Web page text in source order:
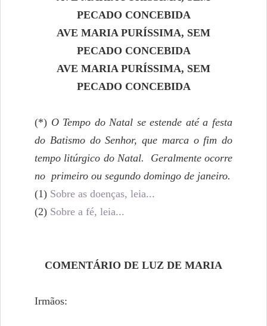
PECADO CONCEBIDA
AVE MARIA PURÍSSIMA, SEM
PECADO CONCEBIDA
AVE MARIA PURÍSSIMA, SEM
PECADO CONCEBIDA
(*) O Tempo do Natal se estende até a festa
do Batismo do Senhor, que marca o fim do
tempo litúrgico do Natal. Geralmente ocorre
no primeiro ou segundo domingo de janeiro.
(1) Sobre as doenças, leia...
(2) Sobre a fé, leia...
COMENTÁRIO DE LUZ DE MARIA
Irmãos: